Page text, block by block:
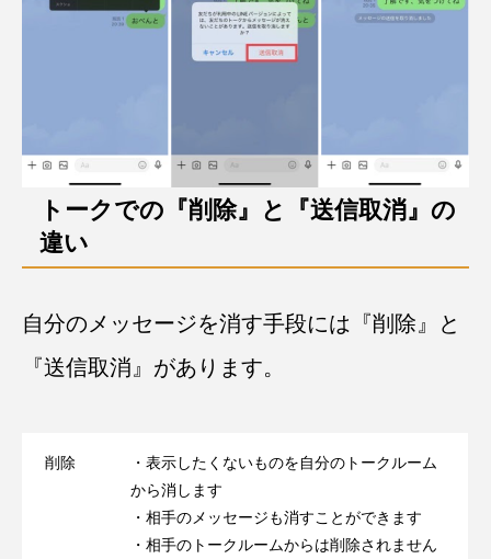
トークでの『削除』と『送信取消』の
違い
自分のメッセージを消す手段には『削除』と
『送信取消』があります。
削除
・表示したくないものを自分のトークルーム
から消します
・相手のメッセージも消すことができます
・相手のトークルームからは削除されません